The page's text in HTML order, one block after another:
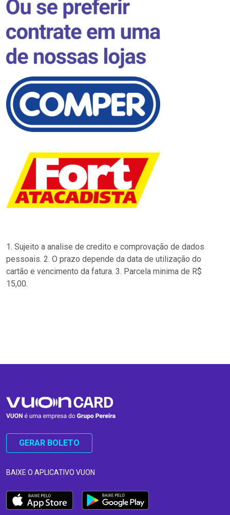
1. Sujeito a analise de credito e comprovação de dados
pessoais. 2. O prazo depende da data de utilização do
cartão e vencimento da fatura. 3. Parcela minima de R$
15,00.
GERAR BOLETO
BAIXE O APLICATIVO VUON